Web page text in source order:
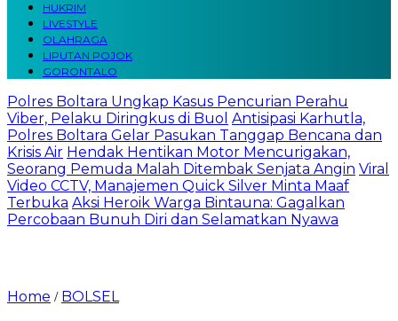
HUKRIM
LIVESTYLE
OLAHRAGA
LIPUTAN POJOK
GORONTALO
Polres Boltara Ungkap Kasus Pencurian Perahu
Viber, Pelaku Diringkus di Buol Antisipasi Karhutla,
Polres Boltara Gelar Pasukan Tanggap Bencana dan
Krisis Air Hendak Hentikan Motor Mencurigakan,
Seorang Pemuda Malah Ditembak Senjata Angin Viral
Video CCTV, Manajemen Quick Silver Minta Maaf
Terbuka Aksi Heroik Warga Bintauna: Gagalkan
Percobaan Bunuh Diri dan Selamatkan Nyawa
Home / BOLSEL